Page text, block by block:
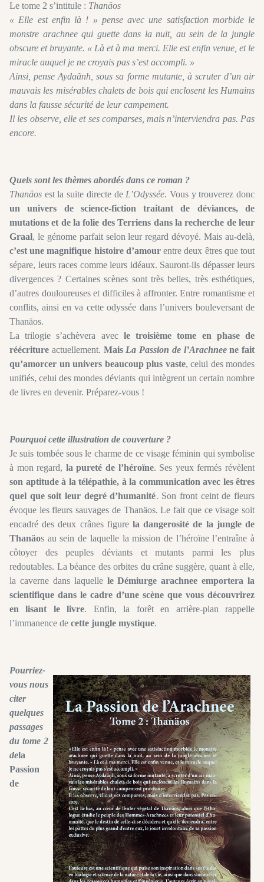
Le tome 2 s’intitule : Thanäos
« Elle est enfin là ! » pense avec une satisfaction morbide le
monstre arachnee qui guette dans la nuit, au sein de la jungle
obscure et bruyante. « Là et à ma merci. Elle est enfin venue, et le
miracle auquel je ne croyais pas s’est accompli. »
Ainsi, pense Aydaãnh, sous sa forme mutante, à scruter d’un air
mauvais les misérables chalets de bois qui enclosent les Humains
dans la fausse sécurité de leur campement.
Il les observe, elle et ses comparses, mais n’interviendra pas. Pas
encore.
Quels sont les thèmes abordés dans ce roman ?
Thanäos est la suite directe de L’Odyssée. Vous y trouverez donc
un univers de science-fiction traitant de déviances, de
mutations et de la folie des Terriens dans la recherche de leur
Graal, le génome parfait selon leur regard dévoyé. Mais au-delà,
c’est une magnifique histoire d’amourentre deux êtres que tout
sépare, leurs races comme leurs idéaux. Sauront-ils dépasser leurs
divergences ? Certaines scènes sont très belles, très esthétiques,
d’autres douloureuses et difficiles à affronter. Entre romantisme et
conflits, ainsi en va cette odyssée dans l’univers bouleversant de
Thanäos.
La trilogie s’achèvera avec le troisième tome en phase de
réécriture actuellement. Mais La Passion de l’Arachneene fait
qu’amorcer un univers beaucoup plus vaste, celui des mondes
unifiés, celui des mondes déviants qui intègrent un certain nombre
de livres en devenir. Préparez-vous !
Pourquoi cette illustration de couverture ?
Je suis tombée sous le charme de ce visage féminin qui symbolise
à mon regard, la pureté de l’héroïne. Ses yeux fermés révèlent
son aptitude à la télépathie, à la communication avec les êtres
quel que soit leur degré d’humanité. Son front ceint de fleurs
évoque les fleurs sauvages de Thanäos. Le fait que ce visage soit
encadré des deux crânes figure la dangerosité de la jungle de
Thanäos au sein de laquelle la mission de l’héroïne l’entraîne à
côtoyer des peuples déviants et mutants parmi les plus
redoutables. La béance des orbites du crâne suggère, quant à elle,
la caverne dans laquelle le Démiurge arachnee emportera la
scientifique dans le cadre d’une scène que vous découvrirez
en lisant le livre. Enfin, la forêt en arrière-plan rappelle
l’immanence de cette jungle mystique.
Pourriez-
vous nous
citer
quelques
passages
du tome 2
dela
Passion
de